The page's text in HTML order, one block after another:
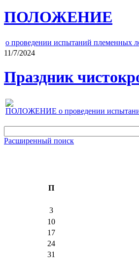
ПОЛОЖЕНИЕ
о проведении испытаний племенных
11/7/2024
Праздник
ПОЛОЖЕНИЕ о проведении испытаний
Расширенный поиск
П
3
10
17
24
31